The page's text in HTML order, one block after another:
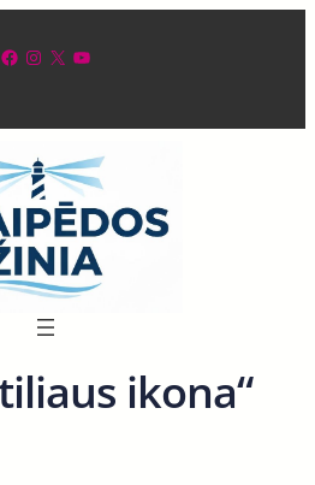
Facebook Instagram X YouTube
ikona“